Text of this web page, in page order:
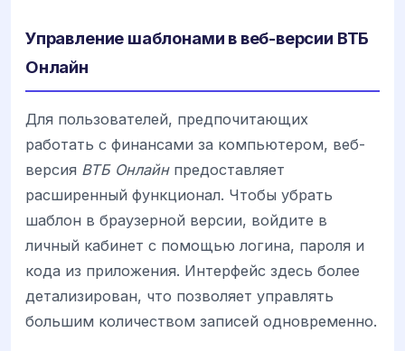
Управление шаблонами в веб-версии ВТБ
Онлайн
Для пользователей, предпочитающих
работать с финансами за компьютером, веб-
версия ВТБ Онлайнпредоставляет
расширенный функционал. Чтобы убрать
шаблон в браузерной версии, войдите в
личный кабинет с помощью логина, пароля и
кода из приложения. Интерфейс здесь более
детализирован, что позволяет управлять
большим количеством записей одновременно.